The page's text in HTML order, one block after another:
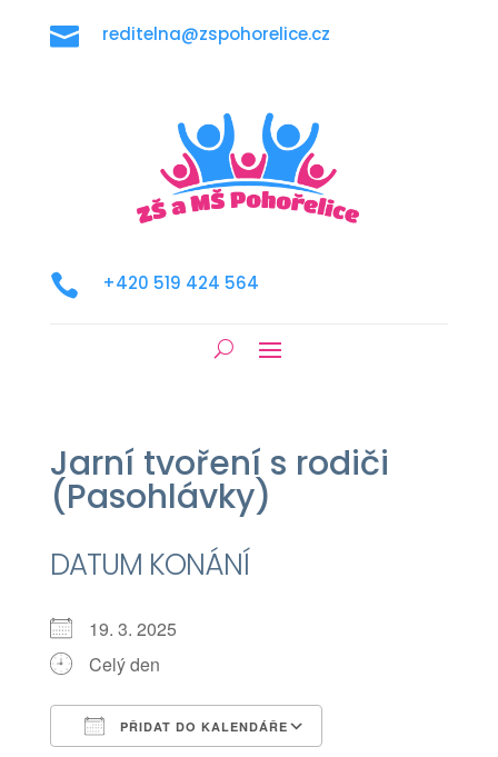
 reditelna@zspohorelice.cz
 +420 519 424 564
Jarní tvoření s rodiči
(Pasohlávky)
DATUM KONÁNÍ
19. 3. 2025
Celý den
PŘIDAT DO KALENDÁŘE